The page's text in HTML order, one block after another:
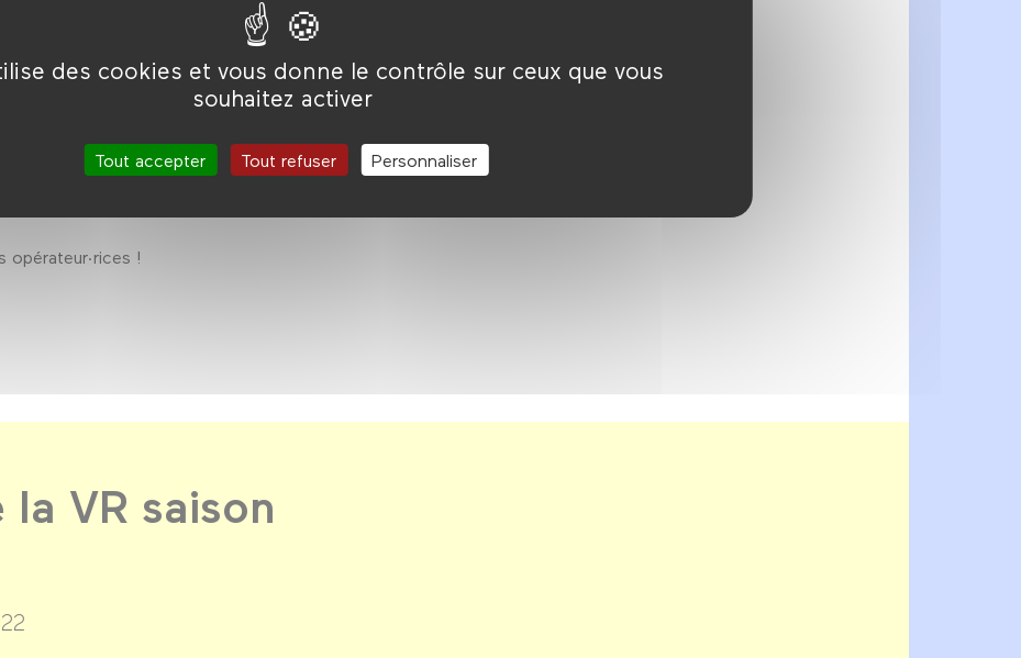
des cookies et vous donne le contrôle sur ceux que vous
souhaitez activer
Tout accepter Tout refuser Personnaliser
Trailer
Vimeo
opérateur·rices !
VR saison